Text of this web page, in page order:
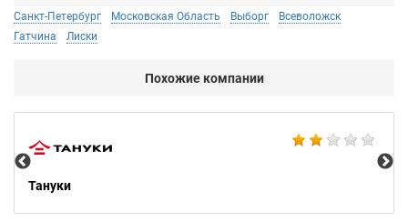
Санкт-Петербург Московская Область Выборг
Всеволожск
Гатчина
Лиски
Похожие компании
Тануки